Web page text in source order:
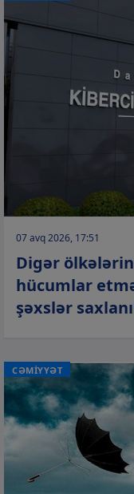
07 avq 2026, 17:51
Digər
hücumlar
şəxslər
CƏMİYYƏT